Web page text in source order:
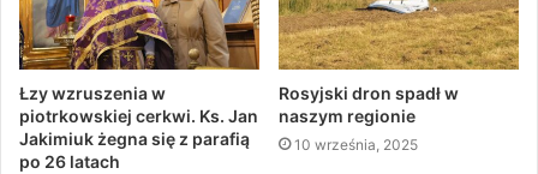
Łzy wzruszenia w
piotrkowskiej cerkwi. Ks. Jan
Jakimiuk żegna się z parafią
po 26 latach
Rosyjski dron spadł w
naszym regionie
10 września, 2025